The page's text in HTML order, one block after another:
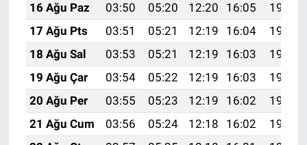
16 Ağu Paz
03:50 05:20 12:20 16:05
19:09
17 Ağu Pts
03:51 05:21 12:19 16:04
19:08
18 Ağu Sal
03:53 05:21 12:19 16:03
19:07
19 Ağu Çar
03:54 05:22 12:19 16:03
19:06
20 Ağu Per
03:55 05:23 12:19 16:02
19:04
21 Ağu Cum
03:56 05:24 12:18 16:02
19:03